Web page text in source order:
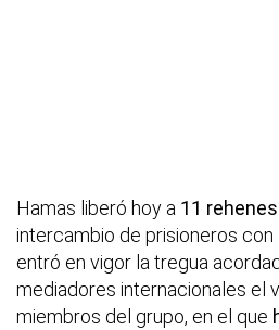
Hamas liberó hoy a 11 rehenes
intercambio de prisioneros
entró en vigor la tregua
mediadores internacionales el
miembros del grupo, en el que